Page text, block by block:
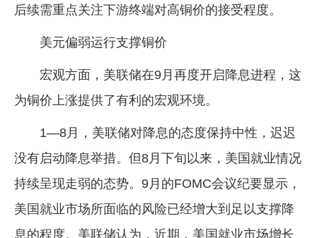
后续需重点关注下游终端对高铜价的接受程度。
美元偏弱运行支撑铜价
宏观方面，美联储在9月再度开启降息进程，这
为铜价上涨提供了有利的宏观环境。
1—8月，美联储对降息的态度保持中性，迟迟
没有启动降息举措。但8月下旬以来，美国就业情况
持续呈现走弱的态势。9月的FOMC会议纪要显示，
美国就业市场所面临的风险已经增大到足以支撑降
息的程度。美联储认为，近期，美国就业市场增长